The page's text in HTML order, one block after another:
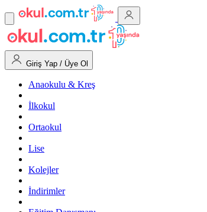
Giriş Yap / Üye Ol
Anaokulu & Kreş
İlkokul
Ortaokul
Lise
Kolejler
İndirimler